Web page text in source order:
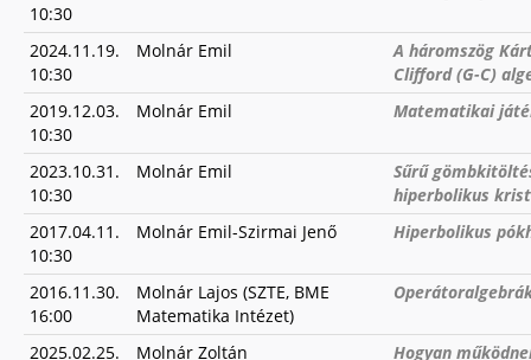
10:30
2024.11.19.
10:30
Molnár Emil
A háromszög
Clifford (G-C)
2019.12.03.
10:30
Molnár Emil Matematikai
2023.10.31.
10:30
Molnár Emil
Sűrű
hiperbolikus
2017.04.11.
10:30
Molnár Emil-Szirmai Jenő Hiperbolikus
2016.11.30.
16:00
Molnár Lajos (SZTE, BME
Matematika Intézet)
2025.02.25.
Molnár Zoltán Hogyan